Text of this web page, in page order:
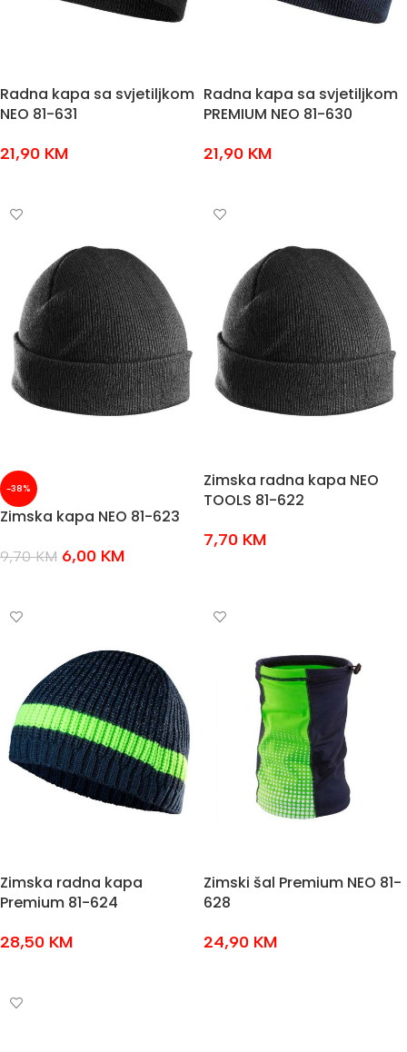
Radna kapa sa svjetiljkom
NEO 81-631
21,90 KM
Radna kapa sa svjetiljkom
PREMIUM NEO 81-630
21,90 KM
-38%
Zimska kapa NEO 81-623
9,70KM 6,00 KM
Zimska radna kapa NEO
TOOLS 81-622
7,70 KM
Zimska radna kapa
Premium 81-624
28,50 KM
Zimski šal Premium NEO 81-
628
24,90 KM